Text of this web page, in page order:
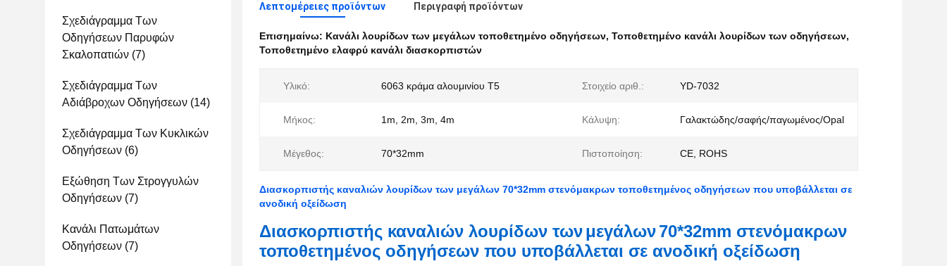
Σχεδιάγραμμα Των
Οδηγήσεων Παρυφών
Σκαλοπατιών (7)
Σχεδιάγραμμα Των
Αδιάβροχων Οδηγήσεων (14)
Σχεδιάγραμμα Των Κυκλικών
Οδηγήσεων (6)
Εξώθηση Των Στρογγυλών
Οδηγήσεων (7)
Κανάλι Πατωμάτων
Οδηγήσεων (7)
Λεπτομέρειες προϊόντων Περιγραφή προϊόντων
Επισημαίνω: Κανάλι λουρίδων των μεγάλων τοποθετημένο οδηγήσεων, Τοποθετημένο κανάλι λουρίδων των οδηγήσεων,
Τοποθετημένο ελαφρύ κανάλι διασκορπιστών
Υλικό: 6063 κράμα αλουμινίου T5 Στοιχείο αριθ.: YD-7032
Μήκος: 1m, 2m, 3m, 4m Κάλυψη: Γαλακτώδης/σαφής/παγωμένος/Opal
Μέγεθος: 70*32mm Πιστοποίηση: CE, ROHS
Διασκορπιστής καναλιών λουρίδων των μεγάλων 70*32mm στενόμακρων τοποθετημένος οδηγήσεων που υποβάλλεται σε
ανοδική οξείδωση
Διασκορπιστής καναλιών λουρίδων τωνμεγάλων70*32mm στενόμακρων
τοποθετημένος οδηγήσεων που υποβάλλεται σε ανοδική οξείδωση